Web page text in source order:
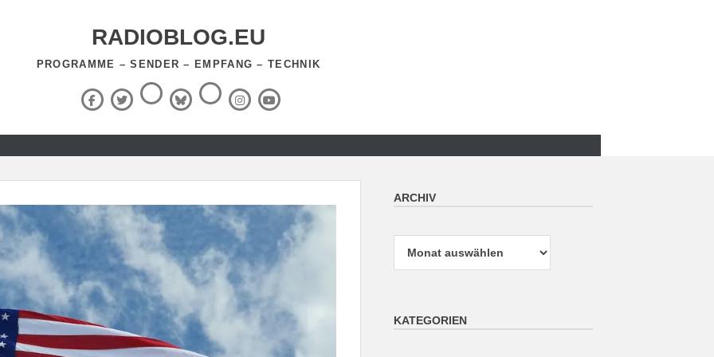
RADIOBLOG.EU
PROGRAMME – SENDER – EMPFANG – TECHNIK
Facebook
X
(Twitter)
ThreadsBlueSky
RSS-
Feed InstagramYouTube
ARCHIV
KATEGORIEN